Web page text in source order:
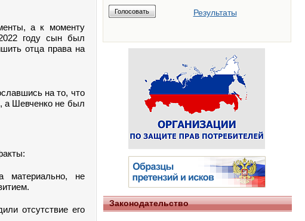
а к моменту
году сын был
отца права на
на то, что
а Шевченко не был
материально, не
отсутствие его
Результаты
Законодательство